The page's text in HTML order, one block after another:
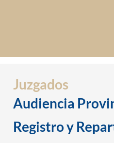
Juzgados
Audiencia
Registro y